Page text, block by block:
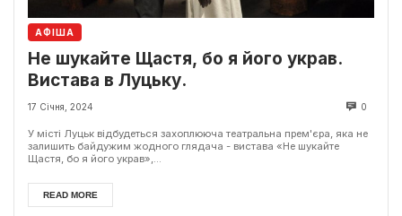
АФІША
Не шукайте Щастя, бо я його украв.
Вистава в Луцьку.
17 Січня, 2024 0
У місті Луцьк відбудеться захоплююча театральна прем'єра, яка не
залишить байдужим жодного глядача - вистава «Не шукайте
Щастя, бо я його украв»,...
READ MORE